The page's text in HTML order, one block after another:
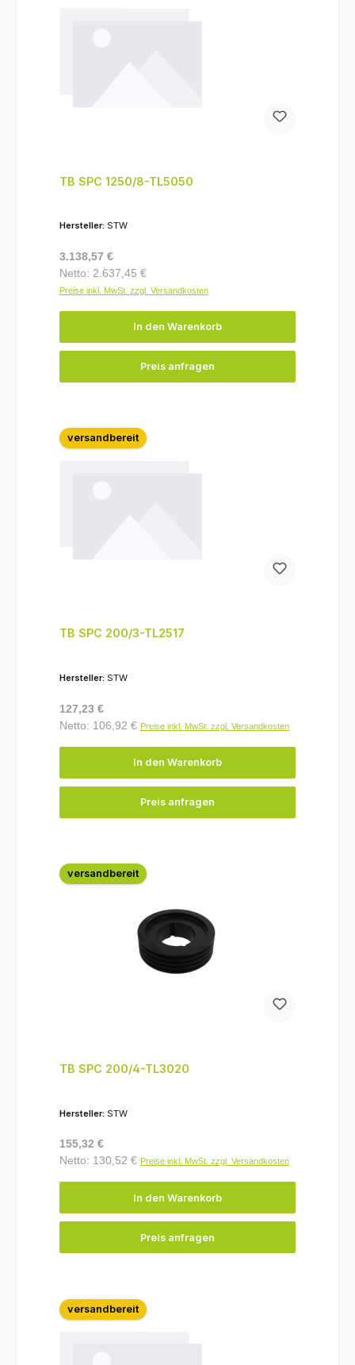
TB SPC 1250/8-TL5050
Hersteller: STW
Regulärer Preis:
3.138,57 €
Netto: 2.637,45 €
Preise inkl. MwSt. zzgl. Versandkosten
In den Warenkorb
Preis anfragen
versandbereit
TB SPC 200/3-TL2517
Hersteller: STW
Regulärer Preis:
127,23 €
Netto: 106,92 € Preise inkl. MwSt. zzgl. Versandkosten
In den Warenkorb
Preis anfragen
versandbereit
TB SPC 200/4-TL3020
Hersteller: STW
Regulärer Preis:
155,32 €
Netto: 130,52 € Preise inkl. MwSt. zzgl. Versandkosten
In den Warenkorb
Preis anfragen
versandbereit